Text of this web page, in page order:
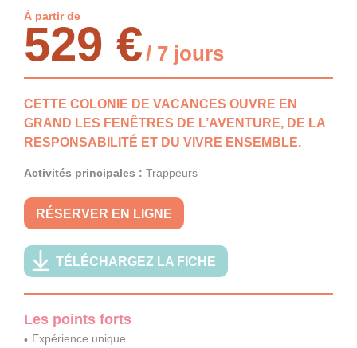
À partir de
529 €/ 7 jours
CETTE COLONIE DE VACANCES OUVRE EN
GRAND LES FENÊTRES DE L’AVENTURE, DE LA
RESPONSABILITÉ ET DU VIVRE ENSEMBLE.
Activités principales : Trappeurs
RÉSERVER EN LIGNE
TÉLÉCHARGEZ LA FICHE
Les points forts
Expérience unique.